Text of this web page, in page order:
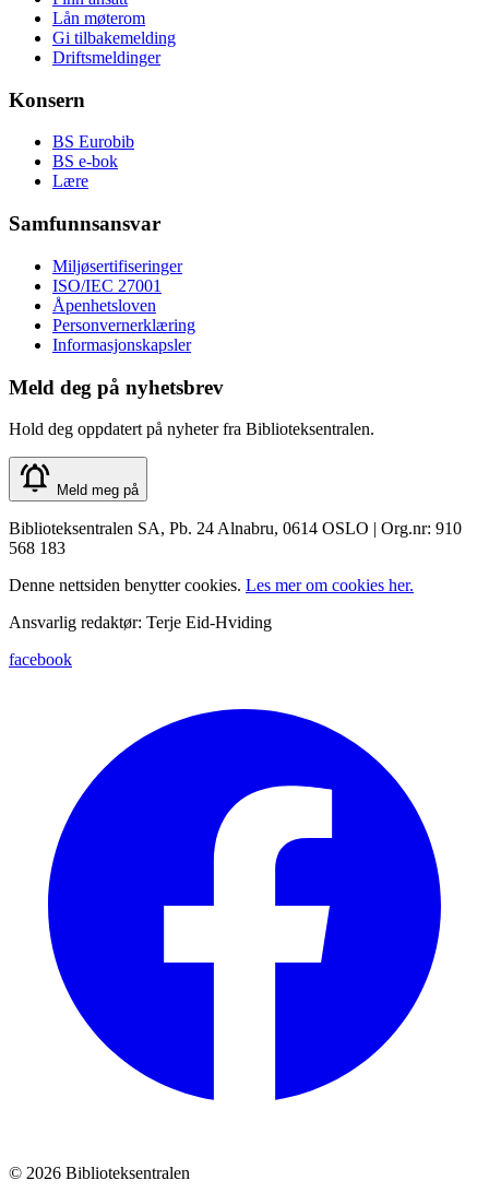
Lån møterom
Gi tilbakemelding
Driftsmeldinger
Konsern
BS Eurobib
BS e-bok
Lære
Samfunnsansvar
Miljøsertifiseringer
ISO/IEC 27001
Åpenhetsloven
Personvernerklæring
Informasjonskapsler
Meld deg på nyhetsbrev
Hold deg oppdatert på nyheter fra Biblioteksentralen.
Meld meg på
Biblioteksentralen SA, Pb. 24 Alnabru, 0614 OSLO | Org.nr: 910
568 183
Denne nettsiden benytter cookies. Les mer om cookies her.
Ansvarlig redaktør: Terje Eid-Hviding
facebook
© 2026 Biblioteksentralen